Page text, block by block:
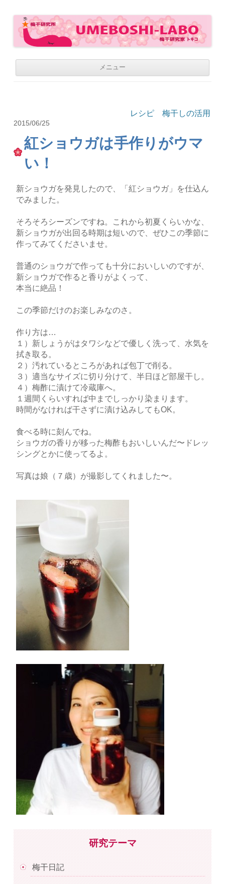
WE LOVE UMEBOSHI
メニュー
レシピ 梅干しの活用
2015/06/25
紅ショウガは手作りがウマ
い！
新ショウガを発見したので、「紅ショウガ」を仕込ん
でみました。
そろそろシーズンですね。これから初夏くらいかな、
新ショウガが出回る時期は短いので、ぜひこの季節に
作ってみてくださいませ。
普通のショウガで作っても十分においしいのですが、
新ショウガで作ると香りがよくって、
本当に絶品！
この季節だけのお楽しみなのさ。
作り方は…
１）新しょうがはタワシなどで優しく洗って、水気を
拭き取る。
２）汚れているところがあれば包丁で削る。
３）適当なサイズに切り分けて、半日ほど部屋干し。
４）梅酢に漬けて冷蔵庫へ。
１週間くらいすれば中までしっかり染まります。
時間がなければ干さずに漬け込みしてもOK。
食べる時に刻んでね。
ショウガの香りが移った梅酢もおいしいんだ〜ドレッ
シングとかに使ってるよ。
写真は娘（７歳）が撮影してくれました〜。
研究テーマ
梅干日記